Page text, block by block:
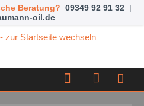
Beratung? 09349 92 91 32 |
oil.de